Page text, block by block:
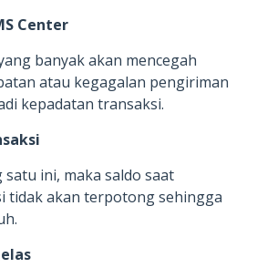
Center
banyak akan mencegah
atau kegagalan pengiriman
kepadatan transaksi.
ini, maka saldo saat
tidak akan terpotong sehingga